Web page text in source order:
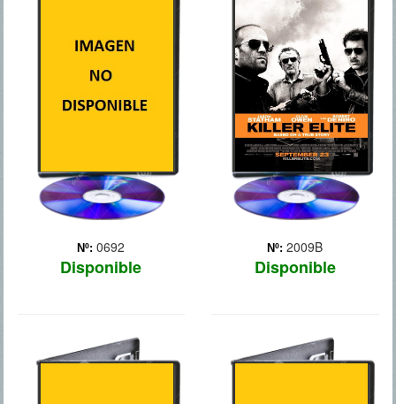
Nº: 0692
Disponible
Las andanzas de un grupo
de élite de combate Navy
consiste en rescatar a un
agente secreto de la CIA.
Nº: 2009B
Disponible
ELITE
Tres antiguos miembros de
las fuerzas especiales son
contratados por un jeque
árabe para matar a tres
miembros del SAS
(Servicio Especial Aéreo
británico), culpables de la
muerte de tres de ... Más